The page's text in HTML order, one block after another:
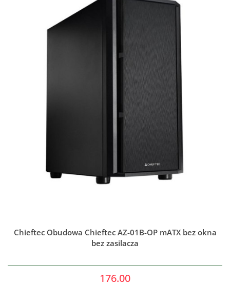
Chieftec Obudowa Chieftec AZ-01B-OP mATX bez okna
bez zasilacza
176.00